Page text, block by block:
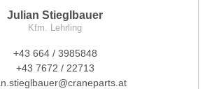
Julian Stieglbauer
Kfm. Lehrling
+43 664 / 3985848
+43 7672 / 22713